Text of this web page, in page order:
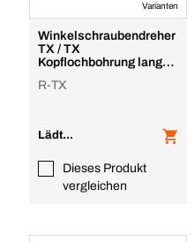
Varianten
Winkelschraubendreher
TX / TX
Kopflochbohrung lang
R-TX
Lädt...
Dieses Produkt
vergleichen